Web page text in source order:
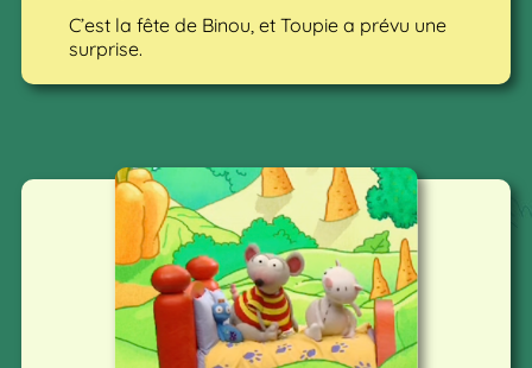
C’est la fête de Binou, et Toupie a prévu une
surprise.